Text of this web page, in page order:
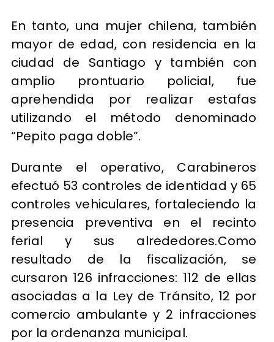
En tanto, una mujer chilena, también
mayor de edad, con residencia en la
ciudad de Santiago y también con
amplio prontuario policial, fue
aprehendida por realizar estafas
utilizando el método denominado
“Pepito paga doble”.
Durante el operativo, Carabineros
efectuó 53 controles de identidad y 65
controles vehiculares, fortaleciendo la
presencia preventiva en el recinto
ferial y sus alrededores.Como
resultado de la fiscalización, se
cursaron 126 infracciones: 112 de ellas
asociadas a la Ley de Tránsito, 12 por
comercio ambulante y 2 infracciones
por la ordenanza municipal.